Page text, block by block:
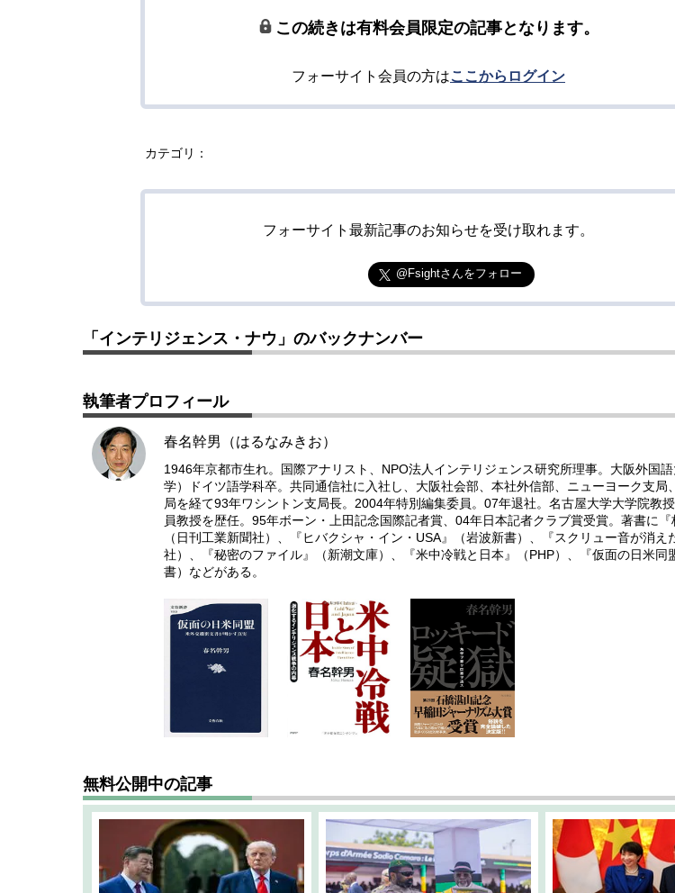
この続きは有料会員限定の記事となります。
フォーサイト会員の方はここからログイン
カテゴリ：
フォーサイト最新記事のお知らせを受け取れます。
@Fsightさんをフォロー
「インテリジェンス・ナウ」のバックナンバー
執筆者プロフィール
春名幹男（はるなみきお）
1946年京都市生れ。国際アナリスト、NPO法人インテリジェンス研究所理事。大阪外国
学）ドイツ語学科卒。共同通信社に入社し、大阪社会部、本社外信部、ニューヨーク支局
局を経て93年ワシントン支局長。2004年特別編集委員。07年退社。名古屋大学大学院教
員教授を歴任。95年ボーン・上田記念国際記者賞、04年日本記者クラブ賞受賞。著書に『
（日刊工業新聞社）、『ヒバクシャ・イン・USA』（岩波新書）、『スクリュー音が消え
社）、『秘密のファイル』（新潮文庫）、『米中冷戦と日本』（PHP）、『仮面の日米同
書）などがある。
無料公開中の記事